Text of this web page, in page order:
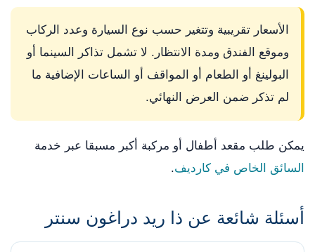
الأسعار تقريبية وتتغير حسب نوع السيارة وعدد الركاب
وموقع الفندق ومدة الانتظار. لا تشمل تذاكر السينما أو
البولينغ أو الطعام أو المواقف أو الساعات الإضافية ما
لم تذكر ضمن العرض النهائي.
يمكن طلب مقعد أطفال أو مركبة أكبر مسبقا عبر خدمة
السائق الخاص في كارديف.
أسئلة شائعة عن ذا ريد دراغون سنتر